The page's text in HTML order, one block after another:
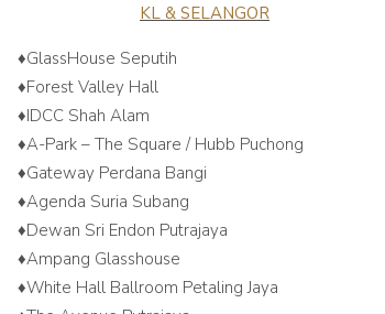
KL & SELANGOR
♦️GlassHouse Seputih
♦️Forest Valley Hall
♦️IDCC Shah Alam
♦️A-Park – The Square / Hubb Puchong
♦️Gateway Perdana Bangi
♦️Agenda Suria Subang
♦️Dewan Sri Endon Putrajaya
♦️Ampang Glasshouse
♦️White Hall Ballroom Petaling Jaya